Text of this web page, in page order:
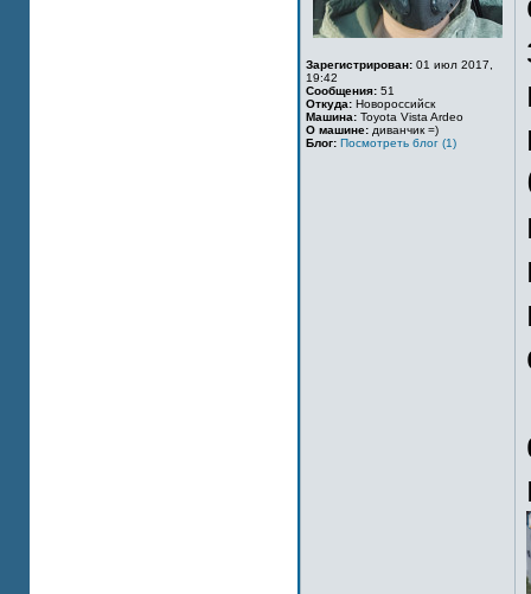
Зарегистрирован: 01 июл 2017,
19:42
Сообщения: 51
Откуда: Новороссийск
Машина: Toyota Vista Ardeo
О машине: диванчик =)
Блог: Посмотреть блог (1)